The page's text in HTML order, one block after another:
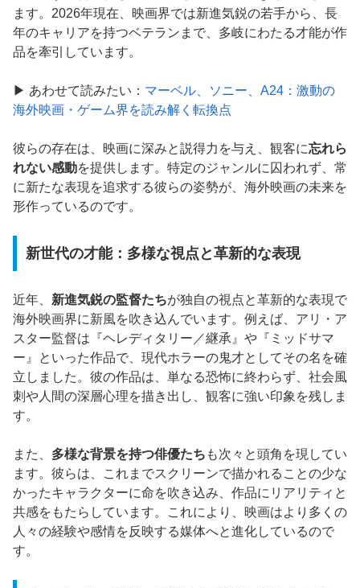
ます。2026年現在、映画界では新進気鋭の若手から、長
年のキャリアを持つベテランまで、多岐にわたる才能が作
品を牽引しています。
▶ あわせて読みたい： マーベル、ソニー、A24：激動の
海外映画・ゲーム界を読み解く転換点
彼らの存在は、映画に深みと説得力を与え、観客に忘れら
れない感動を提供します。特定のジャンルに囚われず、常
に新たな表現を追求する彼らの姿勢が、海外映画の未来を
形作っているのです。
新世代の才能：多様な視点と革新的な表現
近年、 新進気鋭の監督たちが独自の視点と革新的な表現で
海外映画界に新風を吹き込んでいます。例えば、アリ・ア
スター監督は『ヘレディタリー／継承』や『ミッドサマ
ー』といった作品で、現代ホラーの鬼才としてその名を確
立しました。彼の作品は、単なる恐怖に終わらず、社会風
刺や人間の深層心理を描き出し、観客に強い印象を残しま
す。
また、 多様な背景を持つ俳優たち も次々と頭角を現してい
ます。彼らは、これまでスクリーンで描かれることの少な
かったキャラクターに命を吹き込み、作品にリアリティと
共感をもたらしています。これにより、映画はより多くの
人々の経験や感情を反映する媒体へと進化しているので
す。